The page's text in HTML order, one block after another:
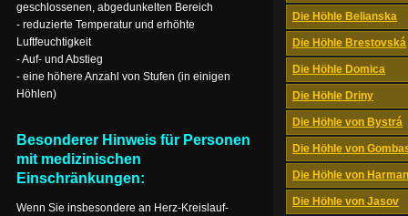
Die Höhle Belianska
Die Höhle Brestovská
Die Höhle Domica
Die Höhle Driny
Die Höhle von Bystrá
Die Höhle von
Die Höhle von
Die Höhle von Jasov
geschlossenen, abgedunkelten Bereich
- reduzierte Temperatur und erhöhte
Luftfeuchtigkeit
- Auf- und Abstieg
- eine höhere Anzahl von Stufen (in einigen
Höhlen)
Besonderer Hinweis für Personen
mit medizinischen
Einschränkungen:
Wenn Sie insbesondere an Herz-Kreislauf-